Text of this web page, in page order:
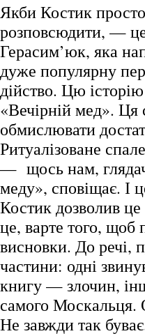
Якби Костик
розповсюдити, —
Герасим’юк, яка
дуже популярну
дійство. Цю
«Вечірній мед».
обмислювати
Ритуалізоване
— щось нам,
меду», сповіщає. І
Костик дозволив
це, варте того, щоб
висновки. До речі,
частини: одні
книгу — злочин,
самого Москальця.
Не завжди так